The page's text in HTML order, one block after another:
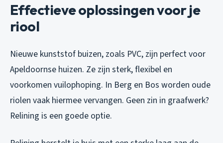
Effectieve oplossingen voor je
riool
Nieuwe kunststof buizen, zoals PVC, zijn perfect voor
Apeldoornse huizen. Ze zijn sterk, flexibel en
voorkomen vuilophoping. In Berg en Bos worden oude
riolen vaak hiermee vervangen. Geen zin in graafwerk?
Relining is een goede optie.